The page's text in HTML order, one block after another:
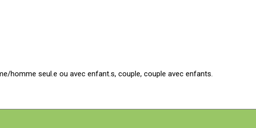
homme seul.e ou avec enfant.s, couple, couple avec enfants.